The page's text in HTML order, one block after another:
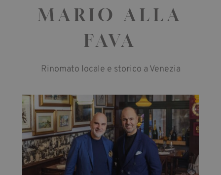
MARIO ALLA
FAVA
Rinomato locale e storico a Venezia